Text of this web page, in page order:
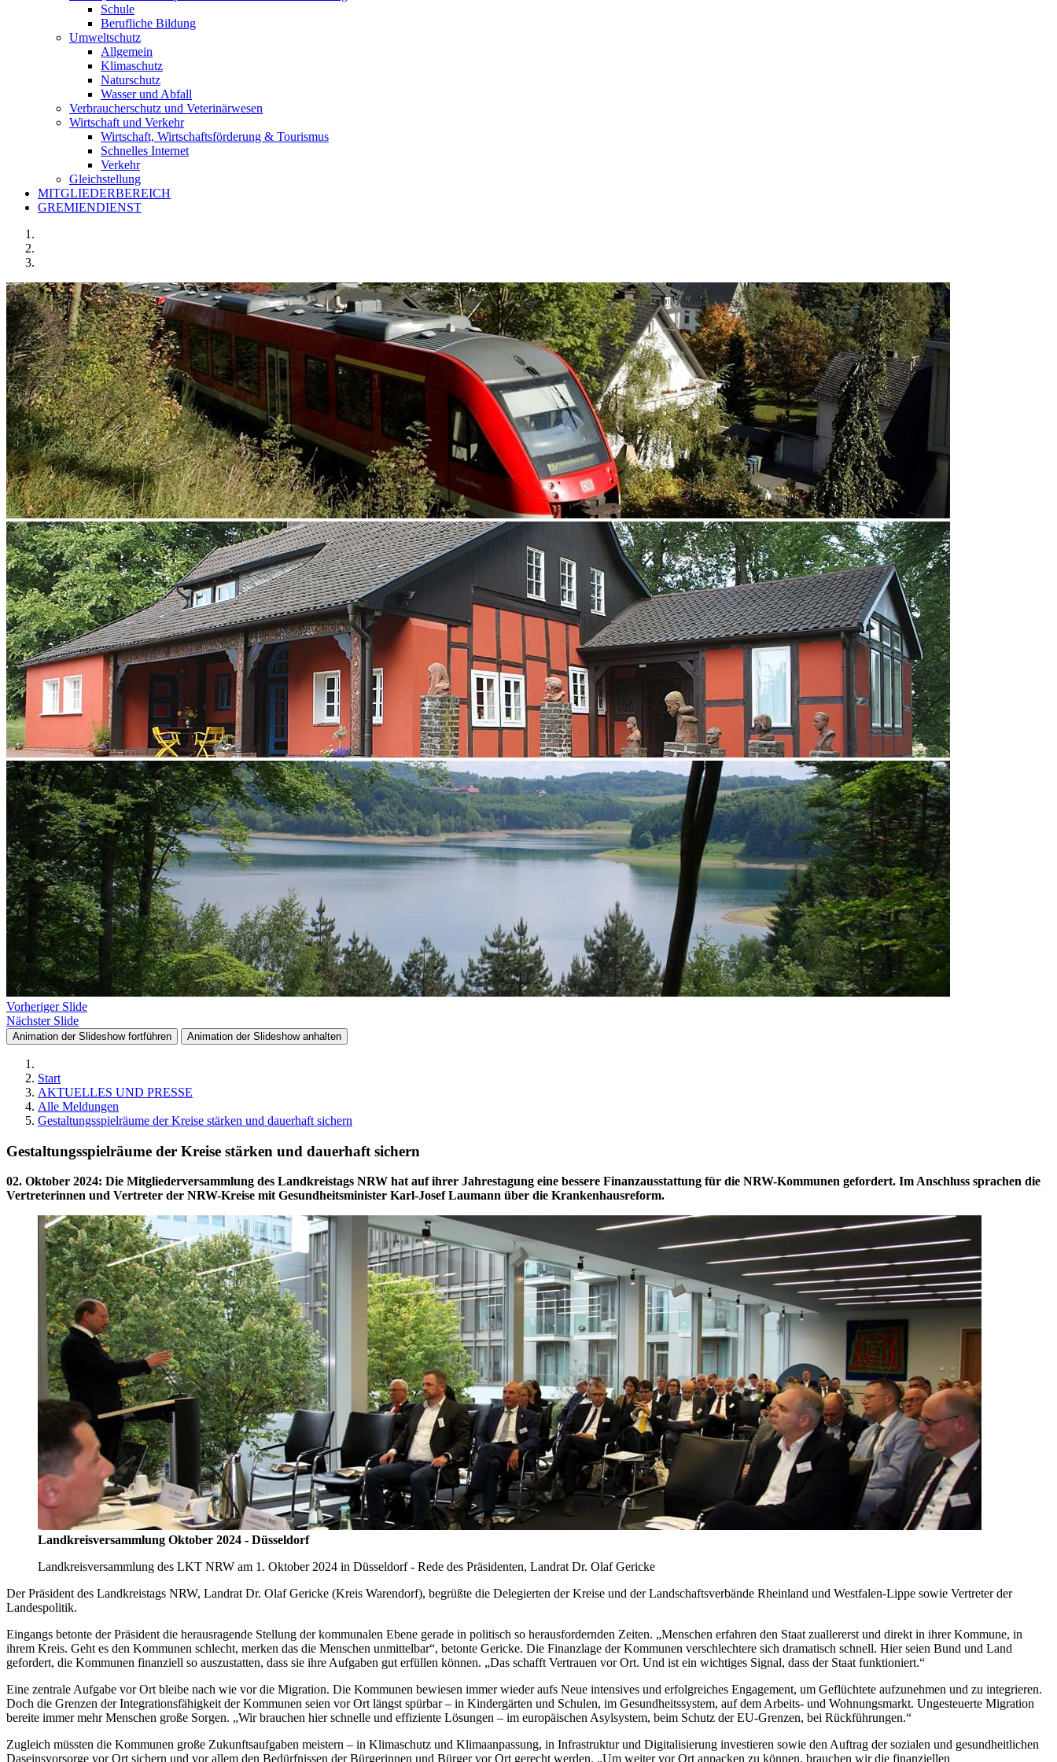
Schule
Berufliche Bildung
Umweltschutz
Allgemein
Klimaschutz
Naturschutz
Wasser und Abfall
Verbraucherschutz und Veterinärwesen
Wirtschaft und Verkehr
Wirtschaft, Wirtschaftsförderung & Tourismus
Schnelles Internet
Verkehr
Gleichstellung
MITGLIEDERBEREICH
GREMIENDIENST
Vorheriger Slide
Nächster Slide
Animation der Slideshow fortführen Animation der Slideshow anhalten
Start
AKTUELLES UND PRESSE
Alle Meldungen
Gestaltungsspielräume der Kreise stärken und dauerhaft sichern
Gestaltungsspielräume der Kreise stärken und dauerhaft sichern
02. Oktober 2024: Die Mitgliederversammlung des Landkreistags NRW hat auf ihrer Jahrestagung eine bessere Finanzausstattung für die NRW-Kommunen gefordert. Im Anschluss sprachen die
Vertreterinnen und Vertreter der NRW-Kreise mit Gesundheitsminister Karl-Josef Laumann über die Krankenhausreform.
Landkreisversammlung Oktober 2024 - Düsseldorf
Landkreisversammlung des LKT NRW am 1. Oktober 2024 in Düsseldorf - Rede des Präsidenten, Landrat Dr. Olaf Gericke
Der Präsident des Landkreistags NRW, Landrat Dr. Olaf Gericke (Kreis Warendorf), begrüßte die Delegierten der Kreise und der Landschaftsverbände Rheinland und Westfalen-Lippe sowie Vertreter der
Landespolitik.
Eingangs betonte der Präsident die herausragende Stellung der kommunalen Ebene gerade in politisch so herausfordernden Zeiten. „Menschen erfahren den Staat zuallererst und direkt in ihrer Kommune, in
ihrem Kreis. Geht es den Kommunen schlecht, merken das die Menschen unmittelbar“, betonte Gericke. Die Finanzlage der Kommunen verschlechtere sich dramatisch schnell. Hier seien Bund und Land
gefordert, die Kommunen finanziell so auszustatten, dass sie ihre Aufgaben gut erfüllen können. „Das schafft Vertrauen vor Ort. Und ist ein wichtiges Signal, dass der Staat funktioniert.“
Eine zentrale Aufgabe vor Ort bleibe nach wie vor die Migration. Die Kommunen bewiesen immer wieder aufs Neue intensives und erfolgreiches Engagement, um Geflüchtete aufzunehmen und zu integrieren.
Doch die Grenzen der Integrationsfähigkeit der Kommunen seien vor Ort längst spürbar – in Kindergärten und Schulen, im Gesundheitssystem, auf dem Arbeits- und Wohnungsmarkt. Ungesteuerte Migration
bereite immer mehr Menschen große Sorgen. „Wir brauchen hier schnelle und effiziente Lösungen – im europäischen Asylsystem, beim Schutz der EU-Grenzen, bei Rückführungen.“
Zugleich müssten die Kommunen große Zukunftsaufgaben meistern – in Klimaschutz und Klimaanpassung, in Infrastruktur und Digitalisierung investieren sowie den Auftrag der sozialen und gesundheitlichen
Daseinsvorsorge vor Ort sichern und vor allem den Bedürfnissen der Bürgerinnen und Bürger vor Ort gerecht werden. „Um weiter vor Ort anpacken zu können, brauchen wir die finanziellen